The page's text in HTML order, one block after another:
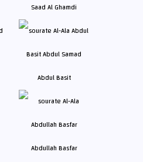
Saad Al Ghamdi
Abdul Basit
Abdullah Basfar